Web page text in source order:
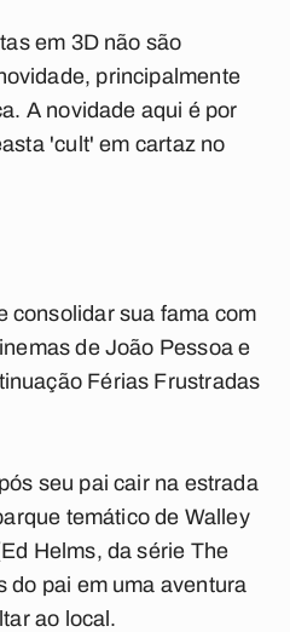
em 3D não são
principalmente
A novidade aqui é por
'cult' em cartaz no
consolidar sua fama com
de João Pessoa e
Férias Frustradas
seu pai cair na estrada
temático de Walley
Helms, da série The
do pai em uma aventura
ao local.